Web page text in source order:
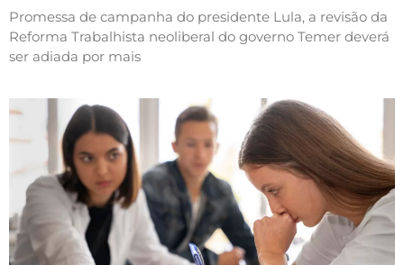
Promessa de campanha do presidente Lula, a revisão da
Reforma Trabalhista neoliberal do governo Temer deverá
ser adiada por mais